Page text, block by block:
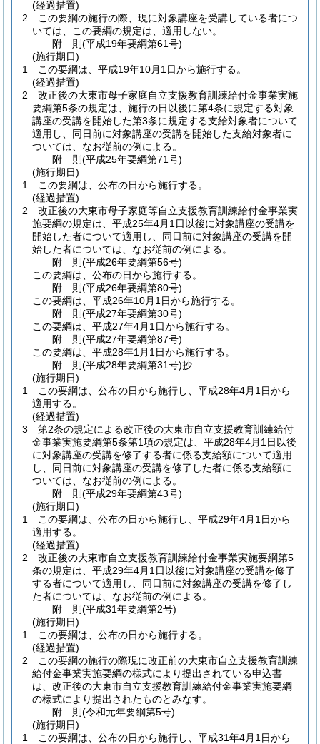
(経過措置)
2
この要綱の施行の際、現に対象講座を受講している者につ
いては、この要綱の規定は、適用しない。
附 則(平成19年要綱第61号)
(施行期日)
1
この要綱は、平成19年10月1日から施行する。
(経過措置)
2
改正後の大東市母子家庭自立支援教育訓練給付金事業実施
要綱第5条の規定は、施行の日以後に第4条に規定する対象
講座の受講を開始した第3条に規定する支給対象者について
適用し、同日前に対象講座の受講を開始した支給対象者に
ついては、なお従前の例による。
附 則(平成25年要綱第71号)
(施行期日)
1
この要綱は、公布の日から施行する。
(経過措置)
2
改正後の大東市母子家庭等自立支援教育訓練給付金事業実
施要綱の規定は、平成25年4月1日以後に対象講座の受講を
開始した者について適用し、同日前に対象講座の受講を開
始した者については、なお従前の例による。
附 則(平成26年要綱第56号)
この要綱は、公布の日から施行する。
附 則(平成26年要綱第80号)
この要綱は、平成26年10月1日から施行する。
附 則(平成27年要綱第30号)
この要綱は、平成27年4月1日から施行する。
附 則(平成27年要綱第87号)
この要綱は、平成28年1月1日から施行する。
附 則(平成28年要綱第31号)抄
(施行期日)
1
この要綱は、公布の日から施行し、平成28年4月1日から
適用する。
(経過措置)
3
第2条の規定による改正後の大東市自立支援教育訓練給付
金事業実施要綱第5条第1項の規定は、平成28年4月1日以後
に対象講座の受講を修了する者に係る支給額について適用
し、同日前に対象講座の受講を修了した者に係る支給額に
ついては、なお従前の例による。
附 則(平成29年要綱第43号)
(施行期日)
1
この要綱は、公布の日から施行し、平成29年4月1日から
適用する。
(経過措置)
2
改正後の大東市自立支援教育訓練給付金事業実施要綱第5
条の規定は、平成29年4月1日以後に対象講座の受講を修了
する者について適用し、同日前に対象講座の受講を修了し
た者については、なお従前の例による。
附 則(平成31年要綱第2号)
(施行期日)
1
この要綱は、公布の日から施行する。
(経過措置)
2
この要綱の施行の際現に改正前の大東市自立支援教育訓練
給付金事業実施要綱の様式により提出されている申込書
は、改正後の大東市自立支援教育訓練給付金事業実施要綱
の様式により提出されたものとみなす。
附 則(令和元年要綱第5号)
(施行期日)
1
この要綱は、公布の日から施行し、平成31年4月1日から